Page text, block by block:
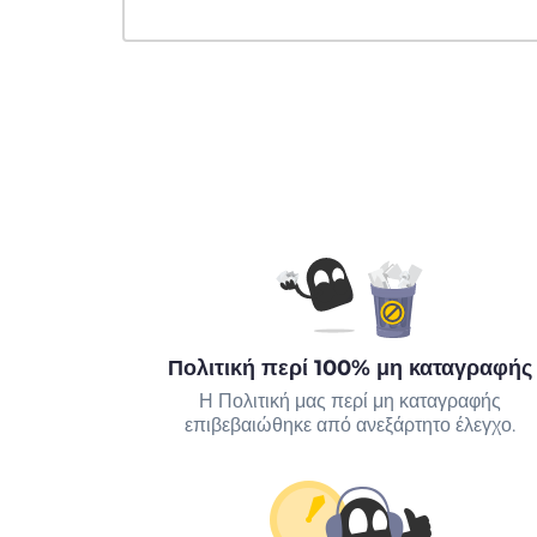
Πολιτική περί 100% μη καταγραφής
Η Πολιτική μας περί μη καταγραφής
επιβεβαιώθηκε από ανεξάρτητο έλεγχο.